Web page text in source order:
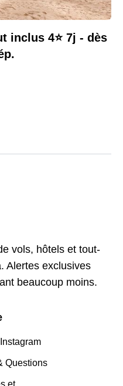
inclus 4⭐️ 7j - dès
vols, hôtels et tout-
Alertes exclusives
beaucoup moins.
Questions
et